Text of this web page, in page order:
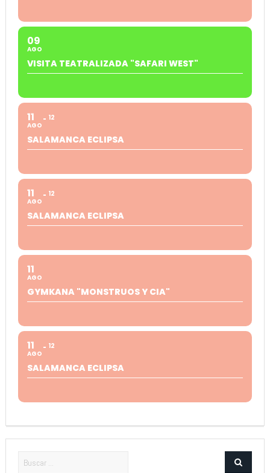
09
AGO
VISITA TEATRALIZADA "SAFARI WEST"
11
AGO
12
SALAMANCA ECLIPSA
11
AGO
12
SALAMANCA ECLIPSA
11
AGO
GYMKANA "MONSTRUOS Y CIA"
11
AGO
12
SALAMANCA ECLIPSA